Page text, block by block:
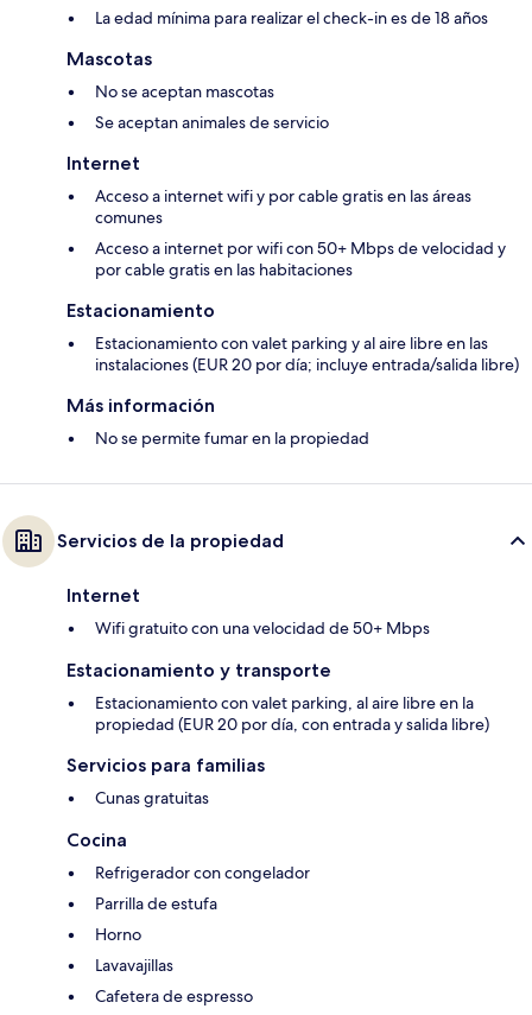
La edad mínima para realizar el check-in es de 18 años
Mascotas
No se aceptan mascotas
Se aceptan animales de servicio
Internet
Acceso a internet wifi y por cable gratis en las áreas
comunes
Acceso a internet por wifi con 50+ Mbps de velocidad y
por cable gratis en las habitaciones
Estacionamiento
Estacionamiento con valet parking y al aire libre en las
instalaciones (EUR 20 por día; incluye entrada/salida libre)
Más información
No se permite fumar en la propiedad
Servicios de la propiedad
Internet
Wifi gratuito con una velocidad de 50+ Mbps
Estacionamiento y transporte
Estacionamiento con valet parking, al aire libre en la
propiedad (EUR 20 por día, con entrada y salida libre)
Servicios para familias
Cunas gratuitas
Cocina
Refrigerador con congelador
Parrilla de estufa
Horno
Lavavajillas
Cafetera de espresso